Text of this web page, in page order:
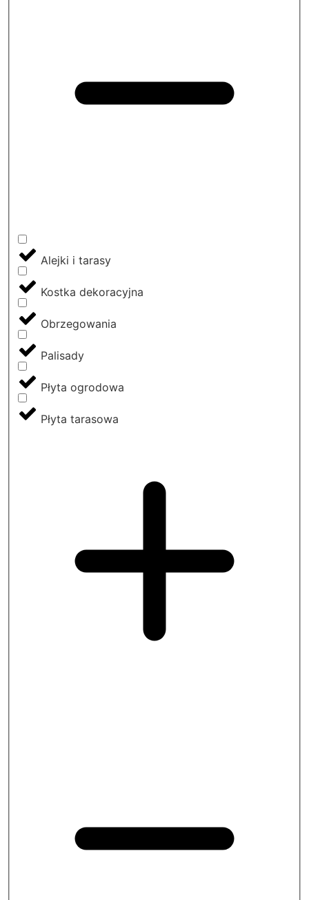
Alejki i tarasy
Kostka dekoracyjna
Obrzegowania
Palisady
Płyta ogrodowa
Płyta tarasowa